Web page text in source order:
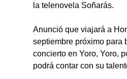
la telenovela Soñarás.
Anunció que viajará a
septiembre próximo para
concierto en Yoro, Yoro,
podrá contar con su